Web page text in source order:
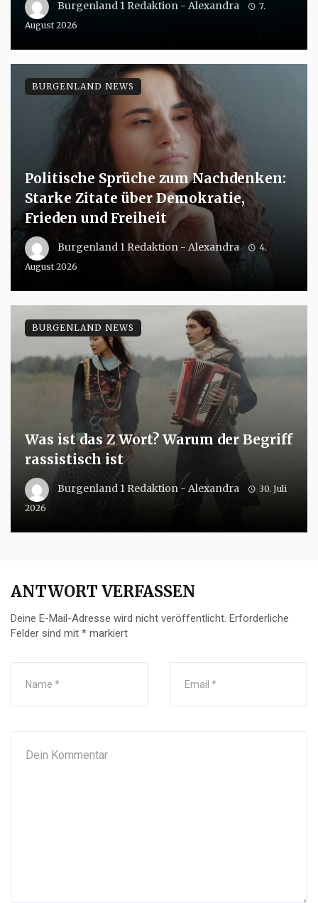
Burgenland 1 Redaktion - Alexandra
7.
August 2026
Politische Sprüche zum Nachdenken:
Starke Zitate über Demokratie,
Frieden und Freiheit
Burgenland 1 Redaktion - Alexandra
4.
August 2026
BURGENLAND NEWS
Was ist das Z Wort? Warum der Begriff
rassistisch ist
Burgenland 1 Redaktion - Alexandra
30. Juli
2026
BURGENLAND NEWS
ANTWORT VERFASSEN
Deine E-Mail-Adresse wird nicht veröffentlicht. Erforderliche
Felder sind mit * markiert